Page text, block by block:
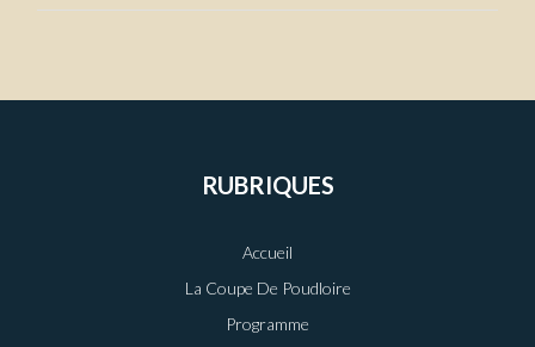
RUBRIQUES
Accueil
La Coupe De Poudloire
Programme